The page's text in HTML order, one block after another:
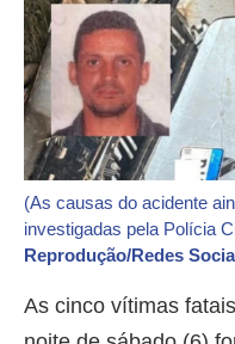
(As causas do acidente
investigadas pela Polícia
Reprodução/Redes
As cinco vítimas